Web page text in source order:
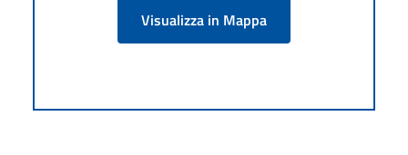
Visualizza in Mappa